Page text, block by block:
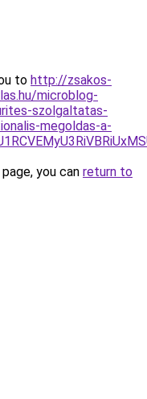
to http://zsakos-
microblog-
szolgaltatas-
megoldas-a-
you can return to